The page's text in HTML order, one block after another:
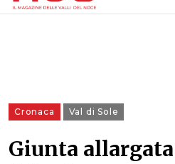
Cronaca Val di Sole
Giunta